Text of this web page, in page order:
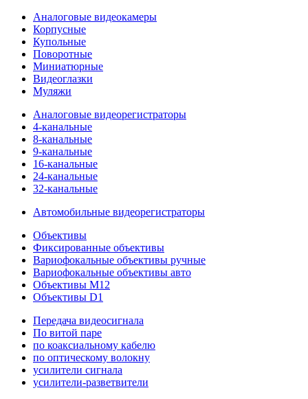
Аналоговые видеокамеры
Корпусные
Купольные
Поворотные
Миниатюрные
Видеоглазки
Муляжи
Аналоговые видеорегистраторы
4-канальные
8-канальные
9-канальные
16-канальные
24-канальные
32-канальные
Автомобильные видеорегистраторы
Объективы
Фиксированные объективы
Вариофокальные объективы ручные
Вариофокальные объективы авто
Объективы M12
Объективы D1
Передача видеосигнала
По витой паре
по коаксиальному кабелю
по оптическому волокну
усилители сигнала
усилители-разветвители